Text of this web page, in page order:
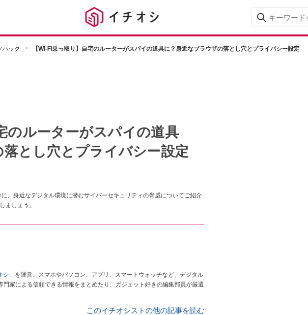
ハック 【Wi-Fi乗っ取り】自宅のルーターがスパイの道具に？身近なブラウザの落とし穴とプライバシー設定
のルーターがスパイの道具
とし穴とプライバシー設定
、身近なデジタル環境に潜むサイバーセキュリティの脅威についてご紹介
ましょう。
」 を運営。スマホやパソコン、アプリ、スマートウォッチなど、デジタル
家による信頼できる情報をまとめたり、ガジェット好きの編集部員が厳選
このイチオシストの他の記事を読む